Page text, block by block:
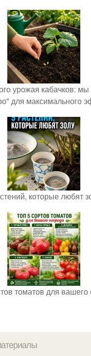
урожая кабачков:
для максимального
которые любят
томатов для вашего